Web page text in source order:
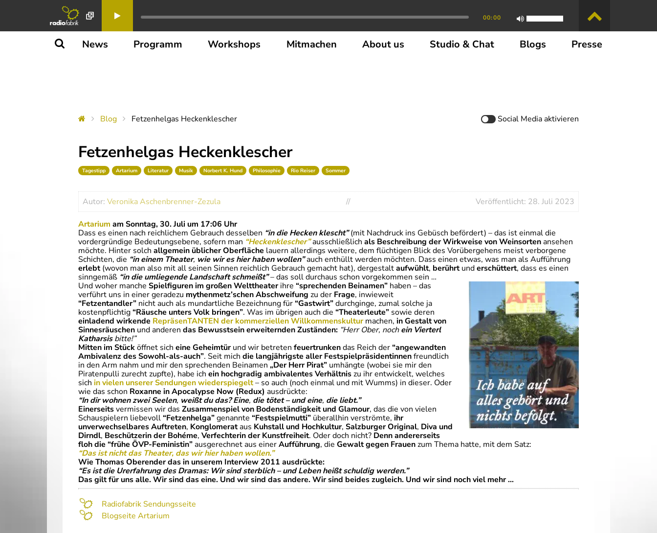
00:00
News Programm Workshops Mitmachen About us Studio & Chat Blogs Presse
Blog Fetzenhelgas Heckenklescher Social Mediaaktivieren
Fetzenhelgas Heckenklescher
Tagestipp Artarium Literatur Musik Norbert K. Hund Philosophie Rio Reiser Sommer
Autor: Veronika Aschenbrenner-Zezula // Veröffentlicht: 28. Juli 2023
Artarium am Sonntag,30. Juli um 17:06 Uhr
Dass es einen nach reichlichem Gebrauch desselben “in die Hecken klescht”(mit Nachdruck ins Gebüsch befördert) – das ist einmal die
vordergründige Bedeutungsebene, sofern man “Heckenklescher”ausschließlich als Beschreibung der Wirkweise von Weinsortenansehen
möchte. Hinter solch allgemein üblicher Oberfläche lauern allerdings weitere, dem flüchtigen Blick des Vorübergehens meist verborgene
Schichten, die “in einem Theater, wie wir es hier haben wollen”auch enthüllt werden möchten. Dass einen etwas, was man als Aufführung
erlebt(wovon man also mit all seinen Sinnen reichlich Gebrauch gemacht hat), dergestaltaufwühlt, berührtunderschüttert, dass es einen
sinngemäß “in die umliegende Landschaft schmeißt”– das soll durchaus schon vorgekommen sein …
Und woher manche Spielfiguren im großen Welttheaterihre “sprechenden Beinamen” haben – das
verführt uns in einer geradezu mythenmetz’schen Abschweifung zu der Frage, inwieweit
“Fetzentandler” nicht auch als mundartliche Bezeichnung für“Gastwirt”durchginge, zumal solche ja
kostenpflichtig“Räusche unters Volk bringen”. Was im übrigen auch die “Theaterleute” sowie deren
einladend wirkende RepräsenTANTEN der kommerziellen Willkommenskulturmachen, in Gestalt von
Sinnesräuschen und anderen das Bewusstsein erweiternden Zuständen: “Herr Ober, nochein Vierterl
Katharsisbitte!”
Mitten im Stücköffnet sich eine Geheimtürund wir betreten feuertrunkendas Reich der“angewandten
Ambivalenz des Sowohl-als-auch”. Seit mich die langjährigste aller Festspielpräsidentinnenfreundlich
in den Arm nahm und mir den sprechenden Beinamen „Der Herr Pirat” umhängte (wobei sie mir den
Piratenpulli zurecht zupfte), habe ich ein hochgradig ambivalentes Verhältniszu ihr entwickelt, welches
sich in vielen unserer Sendungen wiederspiegelt– so auch (noch einmal und mit Wumms) in dieser. Oder
wie das schon Roxanne in Apocalypse Now (Redux) ausdrückte:
“In dir wohnen zwei Seelen, weißt du das? Eine, die tötet – und eine, die liebt.”
Einerseitsvermissen wir das Zusammenspiel von Bodenständigkeit und Glamour, das die von vielen
Schauspielern liebevoll“Fetzenhelga”genannte “Festspielmutti” überallhin verströmte, ihr
unverwechselbares Auftreten, Konglomerataus Kuhstall und Hochkultur, Salzburger Original, Diva und
Dirndl, Beschützerin der Bohéme, Verfechterin der Kunstfreiheit. Oder doch nicht? Denn andererseits
floh die “frühe ÖVP-Feministin”ausgerechnet aus einerAufführung, die Gewalt gegen Frauenzum Thema hatte, mit dem Satz:
“Das ist nicht das Theater, das wir hier haben wollen.”
Wie Thomas Oberender das in unserem Interview 2011 ausdrückte:
“Es ist die Urerfahrung des Dramas: Wir sind sterblich – und Leben heißt schuldig werden.”
Das gilt für uns alle. Wir sind das eine. Und wir sind das andere. Wir sind beides zugleich. Und wir sind noch viel mehr …
Radiofabrik Sendungsseite
Blogseite Artarium